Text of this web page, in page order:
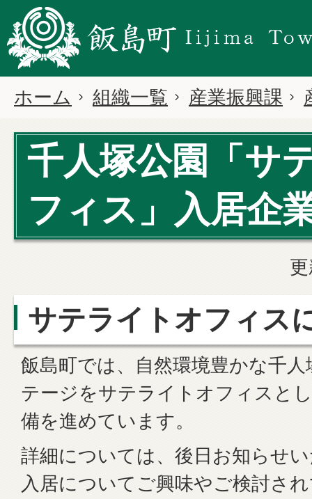
ホーム 組織一覧 産業振興課
千人塚公園「サ
フィス」入居企
サテライトオフィス
飯島町では、自然環境豊かな千
テージをサテライトオフィスと
備を進めています。
詳細については、後日お知らせ
入居についてご興味やご検討さ